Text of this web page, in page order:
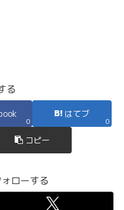
る
0
はてブ
0
コピー
ローする